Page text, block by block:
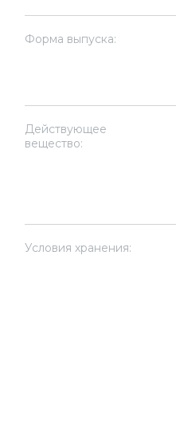
Форма выпуска:
Действующее
вещество:
Условия хранения: